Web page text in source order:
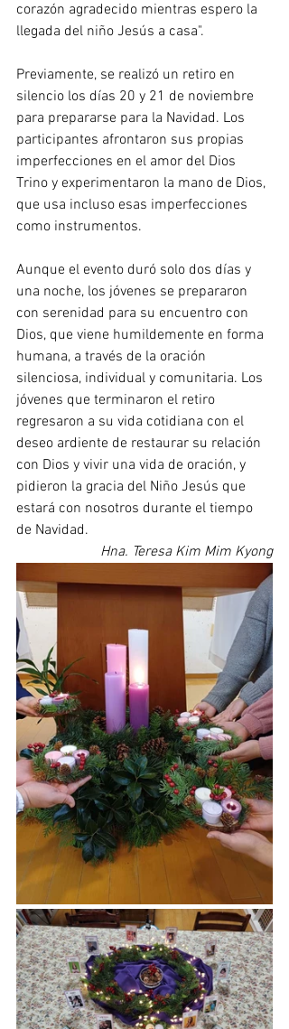
corazón agradecido mientras espero la
llegada del niño Jesús a casa".
Previamente, se realizó un retiro en
silencio los días 20 y 21 de noviembre
para prepararse para la Navidad. Los
participantes afrontaron sus propias
imperfecciones en el amor del Dios
Trino y experimentaron la mano de Dios,
que usa incluso esas imperfecciones
como instrumentos.
Aunque el evento duró solo dos días y
una noche, los jóvenes se prepararon
con serenidad para su encuentro con
Dios, que viene humildemente en forma
humana, a través de la oración
silenciosa, individual y comunitaria. Los
jóvenes que terminaron el retiro
regresaron a su vida cotidiana con el
deseo ardiente de restaurar su relación
con Dios y vivir una vida de oración, y
pidieron la gracia del Niño Jesús que
estará con nosotros durante el tiempo
de Navidad.
Hna. Teresa Kim Mim Kyong